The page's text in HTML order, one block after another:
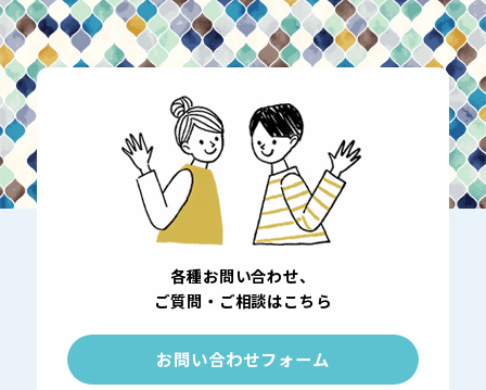
各種お問い合わせ、
ご質問・ご相談はこちら
お問い合わせフォーム